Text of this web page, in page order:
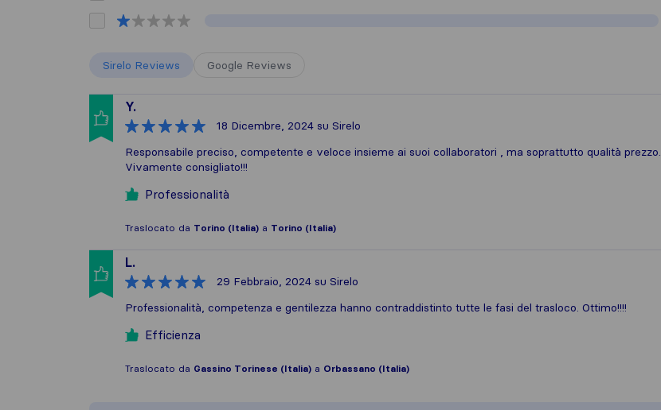
Sirelo Reviews Google Reviews
Y.
18 Dicembre, 2024 su Sirelo
Responsabile preciso, competente e veloce insieme ai suoi collaboratori , ma soprattutto qualità prezzo.
Vivamente consigliato!!!
Professionalità
Traslocato da Torino (Italia) a Torino (Italia)
L.
29 Febbraio, 2024 su Sirelo
Professionalità, competenza e gentilezza hanno contraddistinto tutte le fasi del trasloco. Ottimo!!!!
Efficienza
Traslocato da Gassino Torinese (Italia) a Orbassano (Italia)